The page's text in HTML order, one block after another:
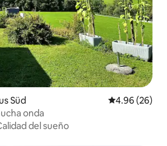
Süd Calificación
4.96 (26)
onda
del sueño